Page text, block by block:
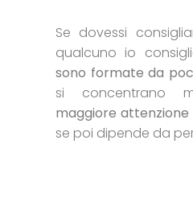
Se dovessi
qualcuno io
sono formate da
si concentrano
maggiore attenzione
se poi dipende da